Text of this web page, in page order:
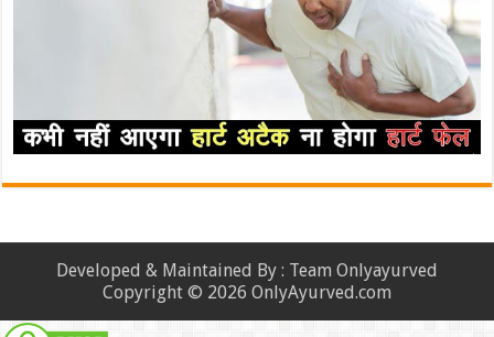
Developed & Maintained By : Team Onlyayurved
Copyright © 2026 OnlyAyurved.com